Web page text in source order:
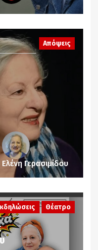
Απόψεις
Ελένη Γερασιμίδου
Θέατρο